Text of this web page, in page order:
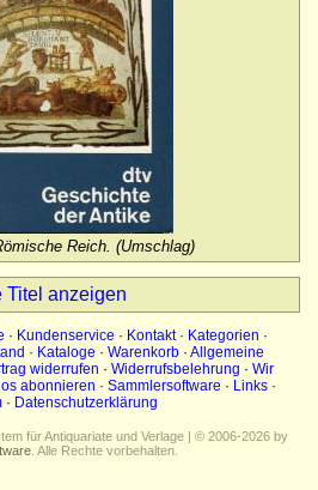
Reich. (Umschlag)
Titel anzeigen
· Kundenservice · Kontakt· Kategorien ·
· Kataloge · Warenkorb · Allgemeine
widerrufen · Widerrufsbelehrung · Wir
abonnieren · Sammlersoftware · Links ·
· Datenschutzerklärung
für Antiquariate und Verlage | © 2006-2026 by
. Alle Rechte vorbehalten.